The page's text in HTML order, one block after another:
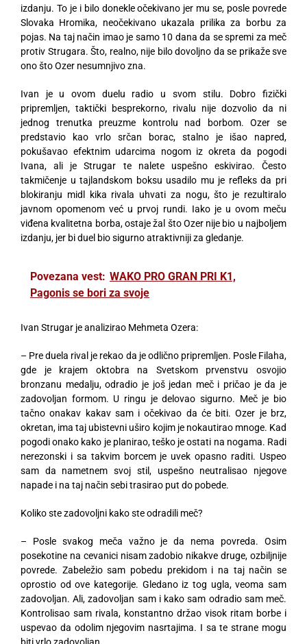
izdanju. To je i bilo donekle očekivano jer mu se, posle povrede
Slovaka Hromika, neočekivano ukazala prilika za borbu za
pojas. Na taj način imao je samo 10 dana da se spremi za meč
protiv Strugara. Što, realno, nije bilo dovoljno da se prikaže sve
ono što Ozer nesumnjivo zna.
Ivan je u ovom duelu radio u svom stilu. Dobro fizički
pripremljen, taktički besprekorno, rivalu nije dozvolio da ni
jednog trenutka preuzme kontrolu nad borbom. Ozer se
predstavio kao vrlo srčan borac, stalno je išao napred,
pokušavao efektnim udarcima nogom iz okreta da pogodi
Ivana, ali je Strugar te nalete uspešno eskivirao. Često
takmičenje u tajlandskom boksu usadilo mu je refleks da pri
blokiranju midl kika rivala uhvati za nogu, što je rezultiralo
javnom opomenom već u prvoj rundi. Iako je u ovom meču
viđena kvalitetna borba, ostaje žal što Ozer nije bio u najboljem
izdanju, jer bi duel bio sigurno atraktivniji za gledanje.
Povezana vest: WAKO PRO GRAN PRI K1,
Pagonis se bori za svoje
Ivan Strugar je analizirao Mehmeta Ozera:
– Pre duela rival je rekao da je odlično pripremljen. Posle Filaha,
gde je krajem oktobra na Svetskom prvenstvu osvojio
bronzanu medalju, odradio je još jedan meč i pričao je da je
zadovoljan formom. U ringu je delovao sigurno. Meč je bio
tačno onakav kakav sam i očekivao da će biti. Ozer je brz,
okretan, ima taj ubistevni uširo kojim je nokautirao mnoge. Kad
pogodi onako kako je planirao, teško je ostati na nogama. Radi
nerezonski i sa takvim borcem je uvek opasno raditi. Uspeo
sam da nametnem svoj stil, uspešno neutralisao njegove
napade i na taj način sebi trasirao put do pobede.
Koliko ste zadovoljni kako ste odradili meč?
– Posle svakog meča važno je da nema povreda. Osim
posekotine na cevanici nisam zadobio nikakve druge, ozbiljnije
povrede. Zabeležio sam pobedu prekidom i na taj način se
oprostio od ove kategorije. Gledano iz tog ugla, veoma sam
zadovoljan. Ali, zadovoljan sam i kako sam odradio sam meč.
Kontrolisao sam rivala, konstantno držao visok ritam borbe i
uspevao da odolim njegovim nasrtajima. I sa te strane mogu
biti vrlo zadovoljan.